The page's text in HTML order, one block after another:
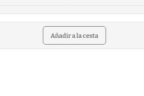
Añadir a la cesta